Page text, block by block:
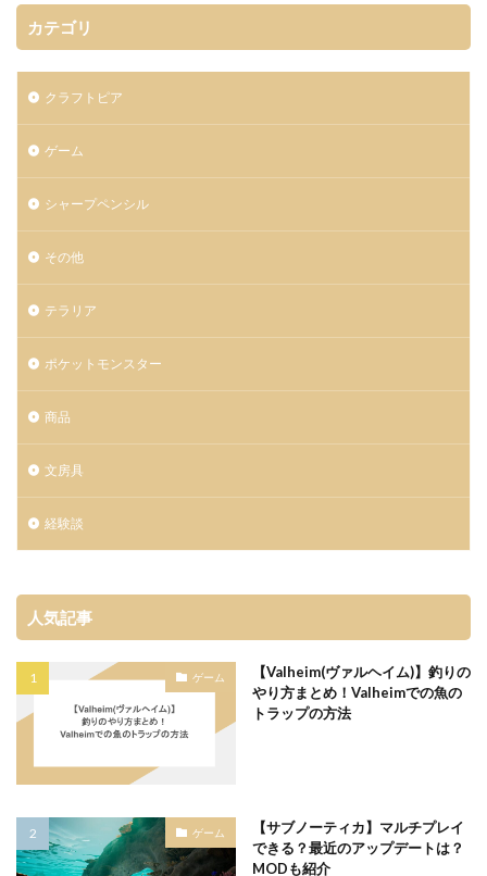
カテゴリ
クラフトピア
ゲーム
シャープペンシル
その他
テラリア
ポケットモンスター
商品
文房具
経験談
人気記事
ゲーム
【Valheim(ヴァルヘイム)】釣りの
やり方まとめ！Valheimでの魚の
トラップの方法
ゲーム
【サブノーティカ】マルチプレイ
できる？最近のアップデートは？
MODも紹介